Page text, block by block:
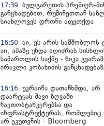
17:39 ბულგარეთის პრემიერ-
განცხადებით, რუმინეთთან
სიახლოვეს დრონი აფეთქდა
16:50 აი, ეს არის სამშობლოს
აი, ამაზე უნდა აღიძრას
სამართლის საქმე - ნიკა
ირაკლი კობახიძის
16:16 უკრაინა დათანხმდა, არ
დაარტყას შავი ზღვაში
ნავთობტანკერებსა და
ინფრასტრუქტურას, რომლებიც
არ ეკუთვნის - Bloomberg